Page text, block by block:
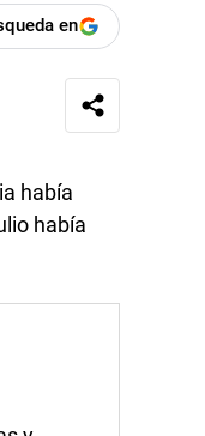
en
había
había